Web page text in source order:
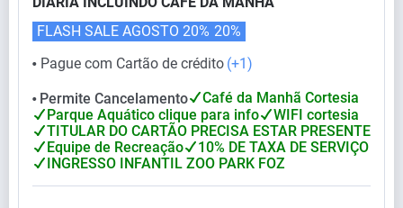
⬤ Pague com Cartão de crédito (+1)
FLASH SALE AGOSTO 20% 20%
⬤ Permite Cancelamento
Café da Manhã Cortesia
Parque Aquático clique para info
WIFI cortesia
TITULAR DO CARTÃO PRECISA ESTAR PRESENTE
Equipe de Recreação
10% DE TAXA DE SERVIÇO
INGRESSO INFANTIL ZOO PARK FOZ